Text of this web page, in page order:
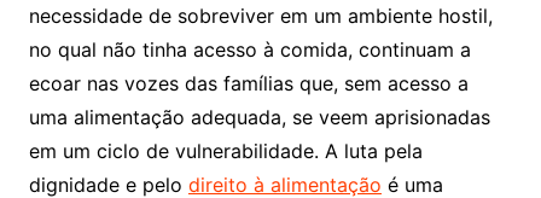
necessidade de sobreviver em um ambiente hostil,
no qual não tinha acesso à comida, continuam a
ecoar nas vozes das famílias que, sem acesso a
uma alimentação adequada, se veem aprisionadas
em um ciclo de vulnerabilidade. A luta pela
dignidade e pelo direito à alimentação é uma